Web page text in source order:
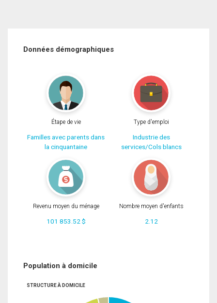
Données démographiques
Étape de vie
Familles avec parents dans
la cinquantaine
Type d'emploi
Industrie des
services/Cols blancs
Revenu moyen du ménage
101 853.52 $
Nombre moyen d'enfants
2.12
Population à domicile
STRUCTURE À DOMICILE